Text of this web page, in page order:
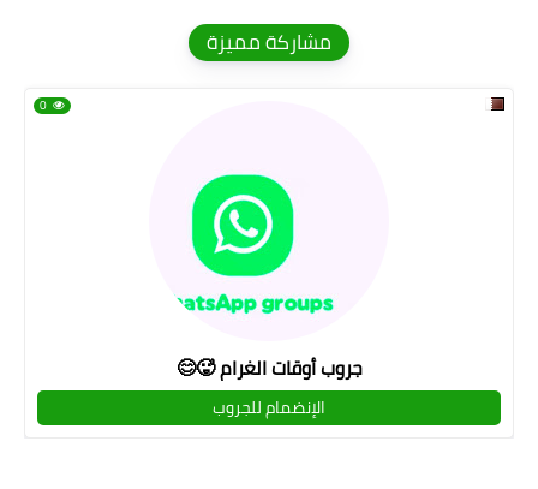
مشاركة مميزة
جروب أوقات الغرام 🥵😊
0
الإنضمام للجروب